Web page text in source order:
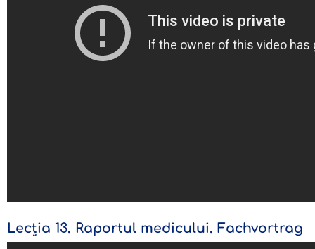
Lecția 13. Raportul medicului. Fachvortrag